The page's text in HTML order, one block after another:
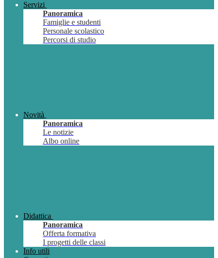
Servizi
Panoramica
Famiglie e studenti
Personale scolastico
Percorsi di studio
Novità
Panoramica
Le notizie
Albo online
Didattica
Panoramica
Offerta formativa
I progetti delle classi
Info utili